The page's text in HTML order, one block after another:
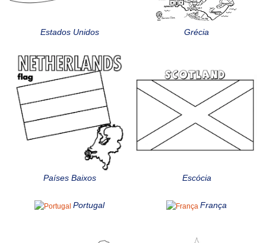
Estados Unidos Grécia
Países Baixos Escócia
Portugal França